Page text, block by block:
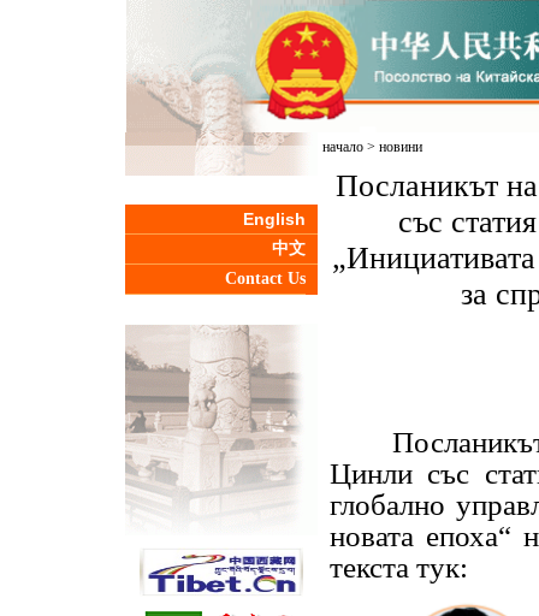
English
中文
Contact Us
начало> новини
Посланикът
със
за
Цинли със
глобално
новата епоха“
текста тук: